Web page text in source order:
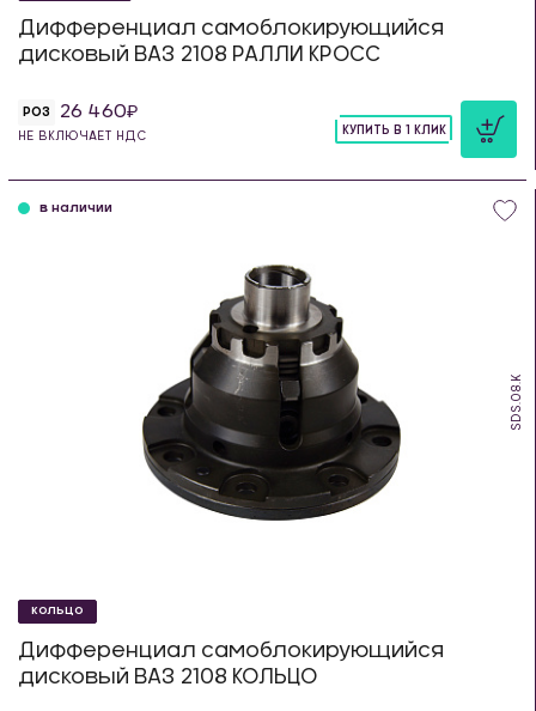
Дифференциал самоблокирующийся
дисковый ВАЗ 2108 РАЛЛИ КРОСС
РОЗ 26 460
НЕ ВКЛЮЧАЕТ НДС
КУПИТЬ В 1 КЛИК
SDS.08.K
в наличии
КОЛЬЦО
Дифференциал самоблокирующийся
дисковый ВАЗ 2108 КОЛЬЦО